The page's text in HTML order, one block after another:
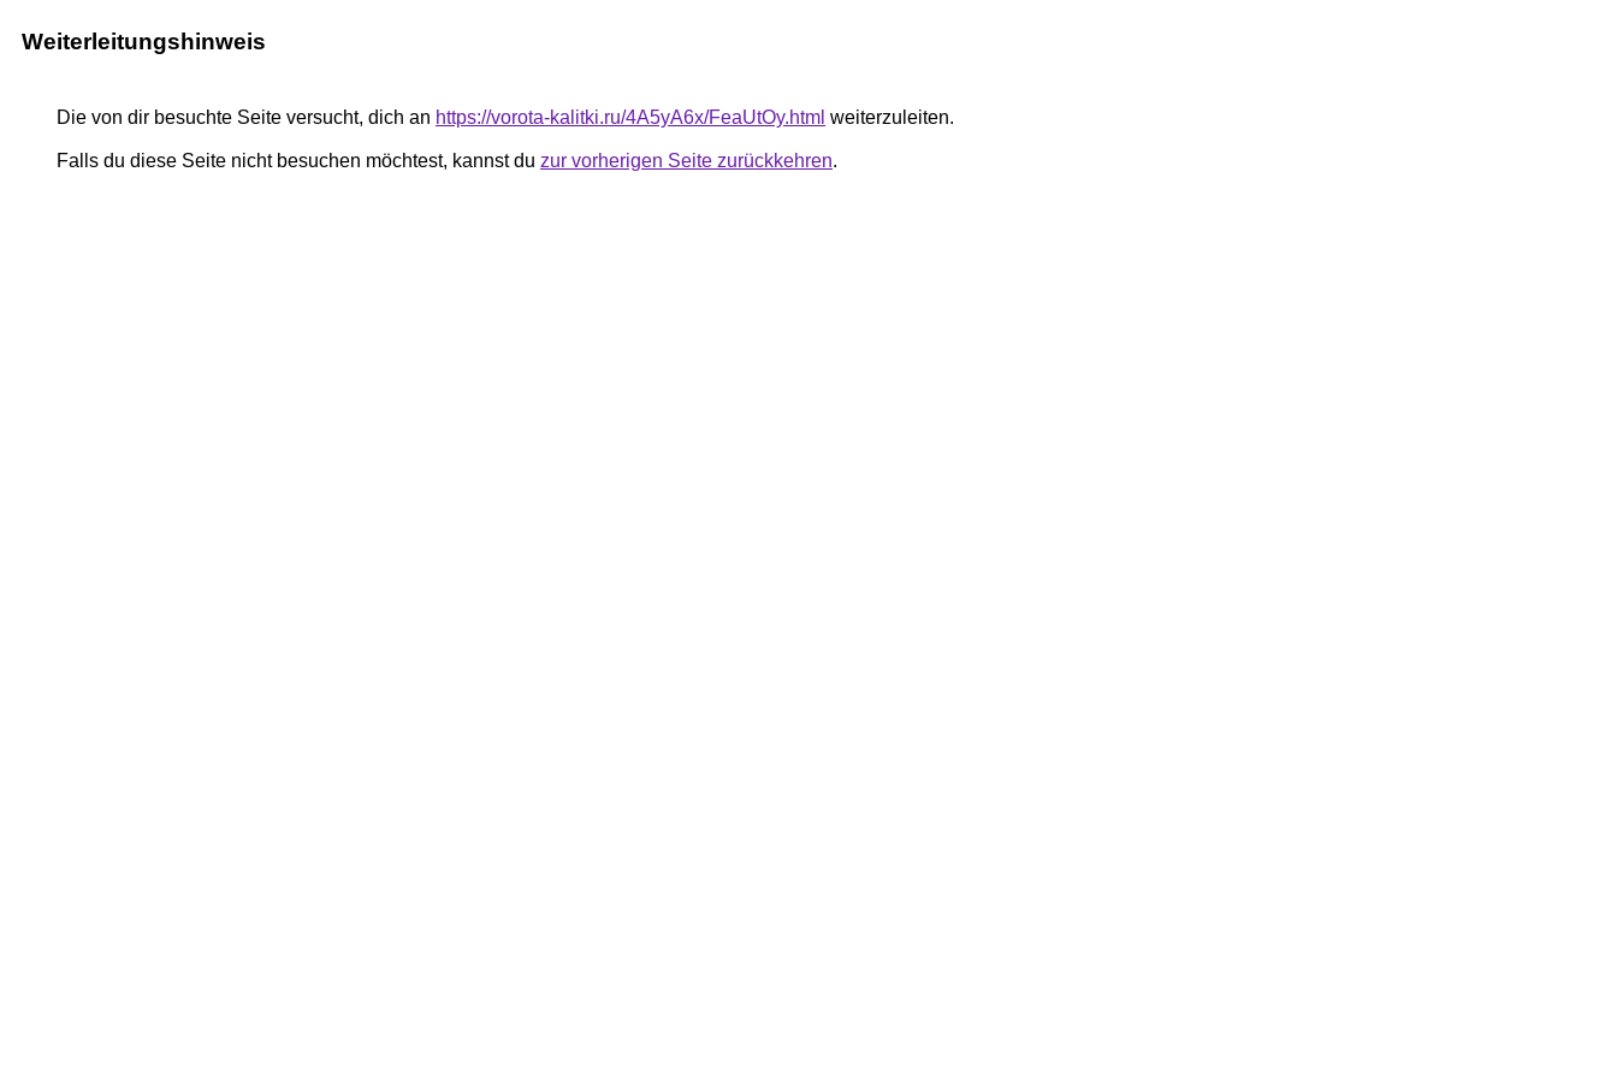
Weiterleitungshinweis
Die von dir besuchte Seite versucht, dich an https://vorota-kalitki.ru/4A5yA6x/FeaUtOy.html weiterzuleiten.
Falls du diese Seite nicht besuchen möchtest, kannst du zur vorherigen Seite zurückkehren.